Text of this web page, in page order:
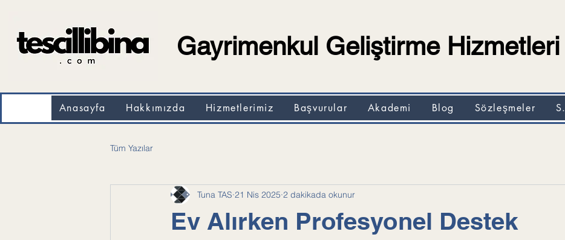
Anasayfa Hakkımızda Hizmetlerimiz Başvurular Akademi Blog Sözleşmeler
Gayrimenkul Geliştirme Hizmetleri
Tüm Yazılar
Ev Alırken Profesyonel Destek
Tuna TAS 21 Nis 2025 2 dakikada okunur